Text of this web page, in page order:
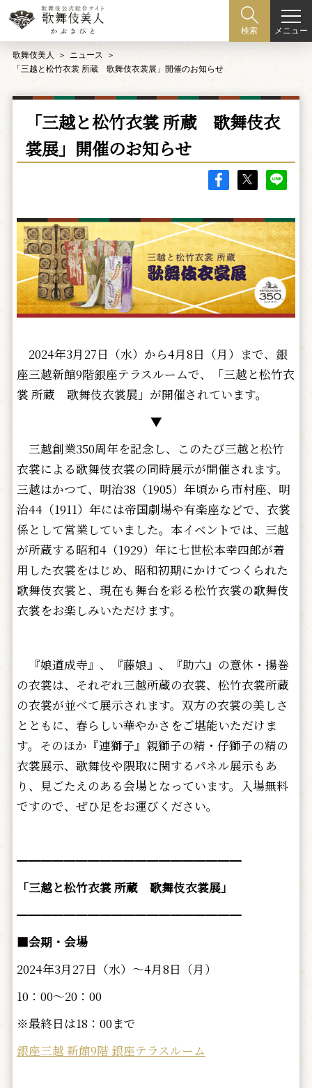
検索 メニュー
歌舞伎美人
ニュース
「三越と松竹衣裳 所蔵 歌舞伎衣裳展」開催のお知らせ
「三越と松竹衣裳 所蔵 歌舞伎衣
裳展」開催のお知らせ
2024年3月27日（水）から4月8日（月）まで、銀
座三越新館9階銀座テラスルームで、「三越と松竹衣
裳 所蔵 歌舞伎衣裳展」が開催されています。
▼
三越創業350周年を記念し、このたび三越と松竹
衣裳による歌舞伎衣裳の同時展示が開催されます。
三越はかつて、明治38（1905）年頃から市村座、明
治44（1911）年には帝国劇場や有楽座などで、衣裳
係として営業していました。本イベントでは、三越
が所蔵する昭和4（1929）年に七世松本幸四郎が着
用した衣裳をはじめ、昭和初期にかけてつくられた
歌舞伎衣裳と、現在も舞台を彩る松竹衣裳の歌舞伎
衣裳をお楽しみいただけます。
『娘道成寺』、『藤娘』、『助六』の意休・揚巻
の衣裳は、それぞれ三越所蔵の衣裳、松竹衣裳所蔵
の衣裳が並べて展示されます。双方の衣裳の美しさ
とともに、春らしい華やかさをご堪能いただけま
す。そのほか『連獅子』親獅子の精・仔獅子の精の
衣裳展示、歌舞伎や隈取に関するパネル展示もあ
り、見ごたえのある会場となっています。入場無料
ですので、ぜひ足をお運びください。
━━━━━━━━━━━━━━━━━━━
「三越と松竹衣裳 所蔵 歌舞伎衣裳展」
━━━━━━━━━━━━━━━━━━━
■会期・会場
2024年3月27日（水）～4月8日（月）
10：00～20：00
※最終日は18：00まで
銀座三越 新館9階 銀座テラスルーム